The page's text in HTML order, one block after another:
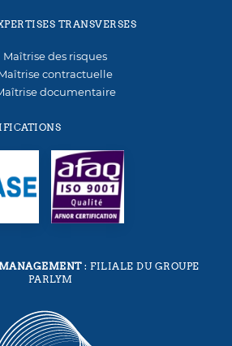
TRANSVERSES
Maîtrise des risques
contractuelle
documentaire
: FILIALE DU GROUPE
PARLYM